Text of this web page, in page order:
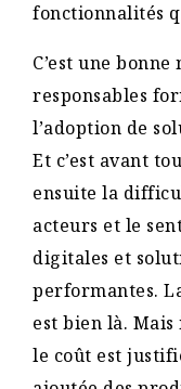
fonctionnalités
C’est une
responsables
l’adoption de
Et c’est avant
ensuite la
acteurs et le
digitales et
performantes.
est bien là.
le coût est